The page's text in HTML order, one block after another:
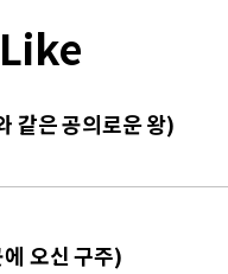
같은 공의로운 왕)
오신 구주)